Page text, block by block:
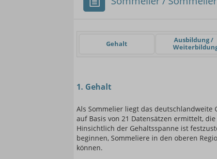
Gehalt
Ausbildung /
1. Gehalt
Als Sommelier liegt das deutschlandweite
auf Basis von 21 Datensätzen ermittelt,
Hinsichtlich der Gehaltsspanne ist
beginnen, Sommeliere in den oberen
können.